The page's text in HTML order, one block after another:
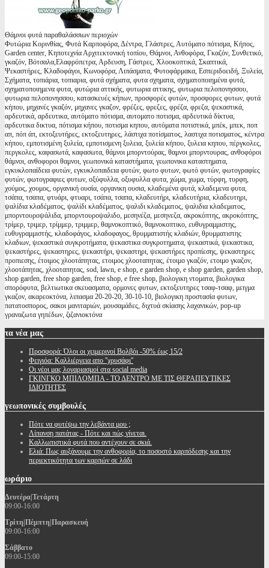
Θάμνοι φυτά παραθαλάσσιων περιοχών
Φυτώρια Κορινθίας, Φυτά Καρποφόρα, Δέντρα, Γλάστρες, Αυτόματο πότισμα, Κήπος,
Garden center, Κηποτεχνία Αρχιτεκτονική τοπίου, Θάμνοι, Ανθοφόρα, Γκαζόν, Συνθετικό,
γκαζόν, Βότσαλα,Ελαφρόπετρα, Αρδευση, Γάστρες, Χλοοκοπτικά, Σκαπτικά,
Ψεκαστήρες, Κλαδοφάγοι, Κωνοφόρα, Λιπάσματα, Φυτοφάρμακα, Εσπεριδοειδή, Ξυλεία,
Σχήματα, τοπιάρια, τοπιαρια, φυτά σχήματα, φυτα σχηματα, σχηματοποιημένα φυτά,
σχηματοποιημενα φυτα, φυτώρια αττικής, φυτωρια αττικης, φυτωρια πελοπονησσου,
φυτωρια πελοπονησσου, κατασκευές κήπων, προσφορές φυτών, προσφορες φυτων, φυτά
κήπου, μηχανές γκαζόν, μηχανες γκαζον, φρέζες, φρεζες, φρέζα, φρεζα, ψεκαστικά,
αρδευτικά, αρδευτικα, αυτόματο πότισμα, αυτοματο ποτισμα, αρδευτικά δίκτυα,
αρδευτικα δικτυα, πότισμα κήπου, ποτισμα κηπου, αυτόματα ποτιστικά, μπέκ, μπεκ, ποπ
απ, πόπ άπ, εκτοξευτήρες, εκτοξευτηρες, λάστιχα ποτίσματος, λαστιχα ποτισματος, κέντρα
κήπου, εμποτισμένη ξυλεία, εμποτισμενη ξυλεια, ξυλεία κήπου, ξυλεια κηπου, πέργκολες,
περγκολες, καφασωτά, καφασωτα, θάμνοι μπορντούρας, θαμνοι μπορντουρας, ανθοφόροι
θάμνοι, ανθοφοροι θαμνοι, γεωπονικά καταστήματα, γεωπονικα καταστηματα,
εγκυκλοπαίδεια φυτών, εγκυκλοπαιδεια φυτών, φωτο φυτων, φωτό φυτών, φωτογραφίες
φυτών, φωτογραφιες φυτων, οξύφυλλα, οξυφυλλα φυτα, χώμα, χωμα, τύρφη, τυρφη,
χούμος, χουμος, οργανική ουσία, οργανικη ουσια, κλαδεμένα φυτά, κλαδεμενα φυτα,
τσάπα, τσαπα, φτυάρι, φτυαρι, τσάπα, τσαπα, κλαδευτήρι, κλαδευτήρια, κλαδευτηρι,
ψαλίδια κλαδέματος, ψαλίδι κλαδέματος, ψαλιδι κλαδεματος, ψαλιδια κλαδεματος,
μπορντουροψάλιδα, μπορντουροψαλιδο, μεσηνέζα, μεσηνεζα, ακροκόπτης, ακροκόπτης,
τρίμερ, τριμερ, τρίμμερ, τριμμερ, θαμνοκοπτικό, θαμνοκοπτικο, ευθυγραμμιστης,
ευθυγραμμιστής, κλαδοφάγος, κλαδοφαγος, θρυμματιστής κλαδιών, θρυμματιστης
κλαδιων, ψεκαστικά συγκροτήματα, ψεκαστικα συγκροτηματα, ψεκαστικά, ψεκαστικα,
ψεκαστήρες, ψεκαστηρες, ψεκαστήρι, ψεκαστηρι, ψεκαστήρες προπίεσης, ψεκαστηρες
προπιεσης, έτοιμος χλοοτάπητας, ετοιμος χλοοταπητας, έτοιμο γκαζόν, ετοιμο γκαζον,
χλοοτάπητας, χλοοταπητας, sod, lawn, e shop, e garden shop, e shop garden, garden shop,
shop garden, free shop garden, free shop, e free shop, βιολογικη ντοματα, βιολογικα
σπορόφυτα, βελτιωτικα σκευασματα, ορμονες φυτων, εκτοξευτηρες τσαφ-τσαφ, μειγμα
γκαζον, ακαρεοκτόνα, λιπασμα 20-20-20, 30-10-10, βιολογικη προστασία φυτων,
πατατοσπορος, σακοι μανιταριών, μουσαμάδες, διχτυά σκίασης λαχανικών, pop-up
γραναζωτα γηπέδων, ζιζανιοκτόνα
τα νέα μας
Προσφορά: Όλοι οι χειμερινοί Βολβόι -50% έως 15/2
Φειγιόα: Καλλιέργεια απο ''χρυσάφι''
Oι νέοι μας λογαριασμοί στα social media
ΓΚΙΝΓΚΟ ΜΠΙΛΟΜΠΑ - ΤΟ ΔΕΝΤΡΟ ΜΕ ΤΙΣ ΘΕΡΑΠΕΥΤΙΚΕΣ
ΙΔΙΟΤΗΤΕΣ
γεωπονικές συμβουλές
Πότε να φυτέψω την λεβάντα μου ;
Λίπανση πατάτας - Πότε και πώς γίνεται.
Καλλωπιστικά φυτά που αντέχουν σε σκιά.
Ελιά: Πως αυξάνουμε την ανθοφορία, το ποσοστό καρπόδεσης και την
περιεκτικότητα των καρπών σε λάδι
ωράριο
Δευτέρα|Τετάρτη
09:00-16:00
Τρίτη|Πέμπτη|Παρασκευή
09:00-16:00
Σάββατο
09:00-15:00